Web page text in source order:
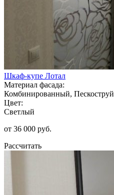
Шкаф-купе Лотал
Материал фасада:
Комбинированный, Пескоструй
Цвет:
Светлый
от 36 000 руб.
Рассчитать